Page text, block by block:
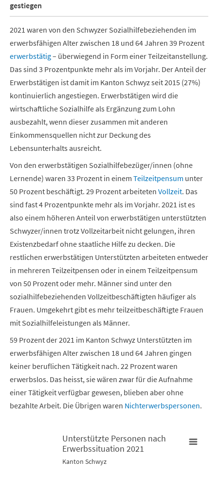
gestiegen
2021 waren von den Schwyzer Sozialhilfebeziehenden im
erwerbsfähigen Alter zwischen 18 und 64 Jahren 39 Prozent
erwerbstätig– überwiegend in Form einer Teilzeitanstellung.
Das sind 3 Prozentpunkte mehr als im Vorjahr. Der Anteil der
Erwerbstätigen ist damit im Kanton Schwyz seit 2015 (27%)
kontinuierlich angestiegen. Erwerbstätigen wird die
wirtschaftliche Sozialhilfe als Ergänzung zum Lohn
ausbezahlt, wenn dieser zusammen mit anderen
Einkommensquellen nicht zur Deckung des
Lebensunterhalts ausreicht.
Von den erwerbstätigen Sozialhilfebezüger/innen (ohne
Lernende) waren 33 Prozent in einem Teilzeitpensum unter
50 Prozent beschäftigt. 29 Prozent arbeiteten Vollzeit. Das
sind fast 4 Prozentpunkte mehr als im Vorjahr. 2021 ist es
also einem höheren Anteil von erwerbstätigen unterstützten
Schwyzer/innen trotz Vollzeitarbeit nicht gelungen, ihren
Existenzbedarf ohne staatliche Hilfe zu decken. Die
restlichen erwerbstätigen Unterstützten arbeiteten entweder
in mehreren Teilzeitpensen oder in einem Teilzeitpensum
von 50 Prozent oder mehr. Männer sind unter den
sozialhilfebeziehenden Vollzeitbeschäftigten häufiger als
Frauen. Umgekehrt gibt es mehr teilzeitbeschäftigte Frauen
mit Sozialhilfeleistungen als Männer.
59 Prozent der 2021 im Kanton Schwyz Unterstützten im
erwerbsfähigen Alter zwischen 18 und 64 Jahren gingen
keiner beruflichen Tätigkeit nach. 22 Prozent waren
erwerbslos. Das heisst, sie wären zwar für die Aufnahme
einer Tätigkeit verfügbar gewesen, blieben aber ohne
bezahlte Arbeit. Die Übrigen waren Nichterwerbspersonen.
Unterstützte Personen nach Erwerbssituation 2021
Unterstützte Personen nach
Erwerbssituation 2021
Kanton Schwyz